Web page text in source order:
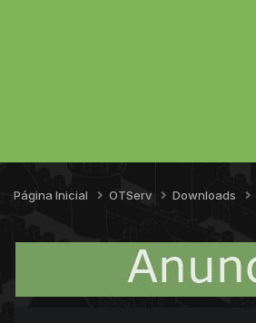
Página Inicial OTServ Downloads